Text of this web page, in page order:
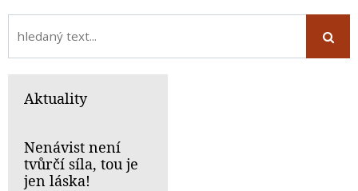
Aktuality
Nenávist není
tvůrčí síla, tou je
jen láska!